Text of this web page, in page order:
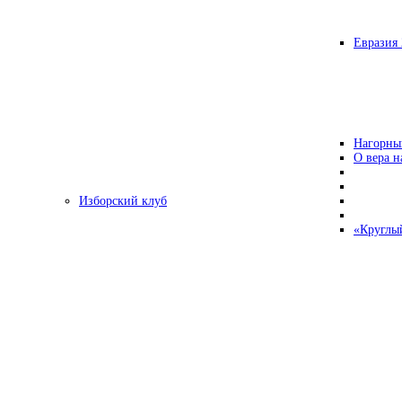
Евразия
О вера
Изборский клуб